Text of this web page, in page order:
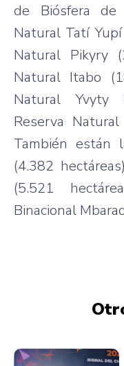
de Biósfera de
Natural Tatí
Natural Pikyry
Natural Itabo
Natural Yvyty
Reserva
También están
(4.382
(5.521
Binacional